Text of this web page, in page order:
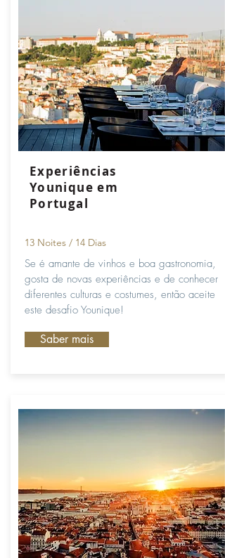
Experiências
Younique em
Portugal
13 Noites / 14 Dias
Se é amante de vinhos e boa gastronomia,
gosta de novas experiências e de conhecer
diferentes culturas e costumes, então aceite
este desafio Younique!
Saber mais